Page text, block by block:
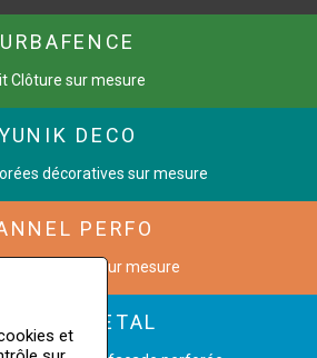
URBAFENCE
Clôture sur mesure
DECO
décoratives sur mesure
PERFO
de ventilation sur mesure
METAL
et